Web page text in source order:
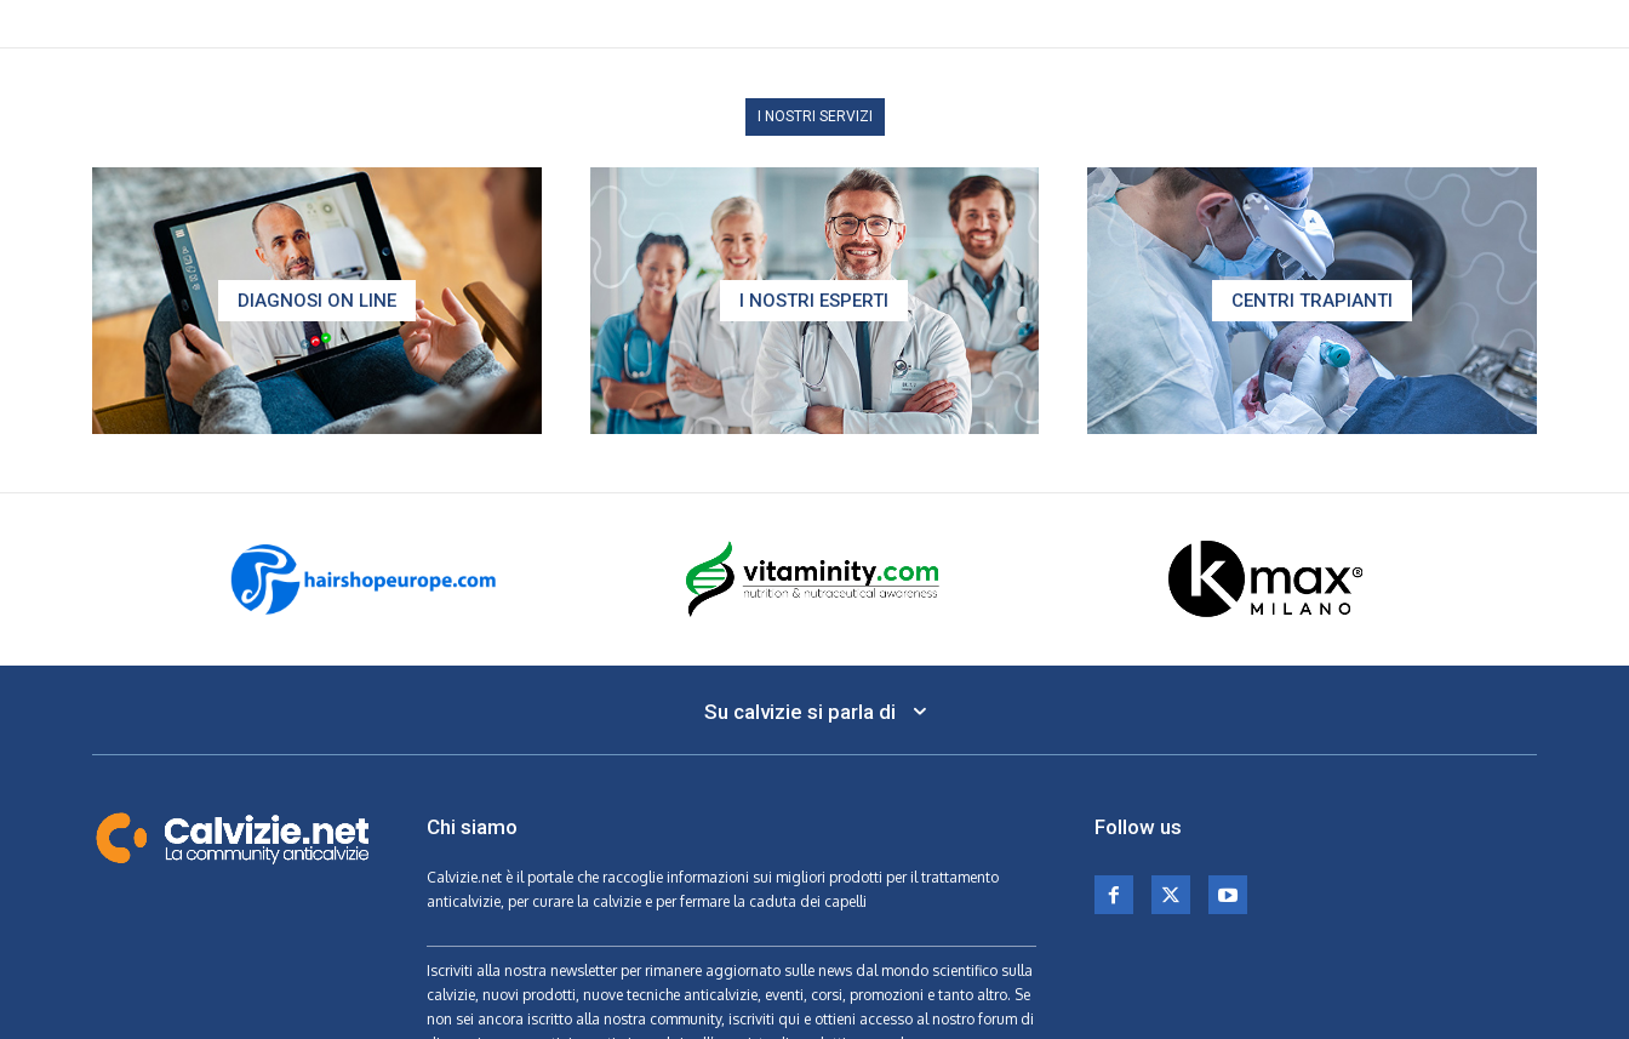
I NOSTRI SERVIZI
DIAGNOSI ON LINE I NOSTRI ESPERTI CENTRI TRAPIANTI
Su calvizie si parla di
Chi siamo
Calvizie.netè il portale che raccoglie informazioni sui migliori prodotti per il trattamento
anticalvizie, per curare la calvizie e per fermare la caduta dei capelli
Iscriviti alla nostra newsletter per rimanere aggiornato sulle news dal mondo scientifico sulla
calvizie, nuovi prodotti, nuove tecniche anticalvizie, eventi, corsi, promozioni e tanto altro. Se
non sei ancora iscritto alla nostra community, iscriviti qui e ottieni accesso al nostro forum di
Follow us